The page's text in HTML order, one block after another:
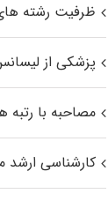
ظرفیت رشته
پزشکی از
مصاحبه با رتبه
کارشناسی ارشد